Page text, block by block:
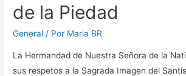
de la Piedad
General / Por Maria BR
La Hermandad de Nuestra Señora de la
sus respetos a la Sagrada Imagen del